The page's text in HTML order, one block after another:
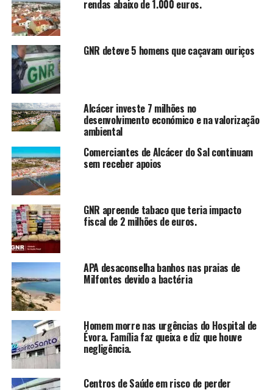
rendas abaixo de 1.000 euros.
GNR deteve 5 homens que caçavam ouriços
Alcácer investe 7 milhões no
desenvolvimento económico e na valorização
ambiental
Comerciantes de Alcácer do Sal continuam
sem receber apoios
GNR apreende tabaco que teria impacto
fiscal de 2 milhões de euros.
APA desaconselha banhos nas praias de
Milfontes devido a bactéria
Homem morre nas urgências do Hospital de
Évora. Família faz queixa e diz que houve
negligência.
Centros de Saúde em risco de perder